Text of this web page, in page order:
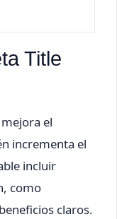
Title
el
incrementa el
incluir
como
claros.